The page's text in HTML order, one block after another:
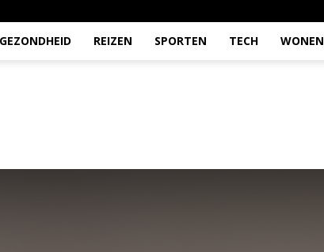
GEZONDHEID REIZEN SPORTEN TECH WONEN